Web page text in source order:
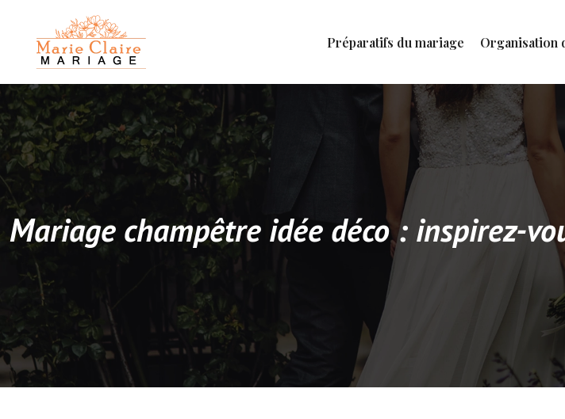
Préparatifs du mariage Organisation
Mariage champêtre idée déco : inspirez-